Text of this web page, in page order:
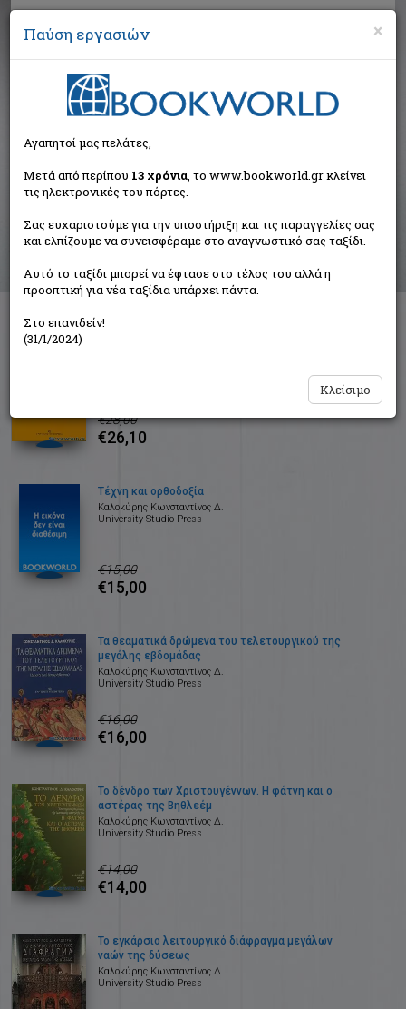
Αναζήτηση
Αποτελέσματα αναζήτησης
Συγγραφέας: Καλοκύρης Κωνσταντίνος Δ. (12
βιβλία)
Ταξινόμηση ανά:
€28,00
€26,10
Τέχνη και ορθοδοξία
Καλοκύρης Κωνσταντίνος Δ.
University Studio Press
€15,00
€15,00
Τα θεαματικά δρώμενα του τελετουργικού της
μεγάλης εβδομάδας
Καλοκύρης Κωνσταντίνος Δ.
University Studio Press
€16,00
€16,00
Το δένδρο των Χριστουγέννων. Η φάτνη και ο
αστέρας της Βηθλεέμ
Καλοκύρης Κωνσταντίνος Δ.
University Studio Press
€14,00
€14,00
Το εγκάρσιο λειτουργικό διάφραγμα μεγάλων
ναών της δύσεως
Καλοκύρης Κωνσταντίνος Δ.
University Studio Press
×
Παύση εργασιών
Αγαπητοί μας πελάτες,
Μετά από περίπου 13 χρόνια, το www.bookworld.gr κλείνει
τις ηλεκτρονικές του πόρτες.
Σας ευχαριστούμε για την υποστήριξη και τις παραγγελίες σας
και ελπίζουμε να συνεισφέραμε στο αναγνωστικό σας ταξίδι.
Αυτό το ταξίδι μπορεί να έφτασε στο τέλος του αλλά η
προοπτική για νέα ταξίδια υπάρχει πάντα.
Στο επανιδείν!
(31/1/2024)
Κλείσιμο